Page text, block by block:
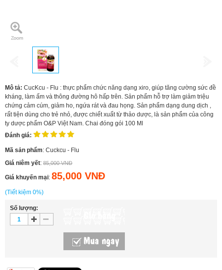
Mô tả: CucKcu - Flu : thực phẩm chức năng dạng xiro, giúp tăng cường sức đề
kháng, làm ấm và thông đường hô hấp trên. Sản phẩm hỗ trợ làm giảm triệu
chứng cảm cúm, giảm ho, ngứa rát và đau họng. Sản phẩm dạng dung dịch ,
rất tiện dùng cho trẻ nhỏ, được chiết xuất từ thảo dược, là sản phẩm của công
ty dược phẩm O&P Việt Nam. Chai đóng gói 100 Ml
Đánh giá:
Mã sản phẩm: Cuckcu - Flu
Giá niêm yết: 85,000 VNĐ
Giá khuyến mại: 85,000 VNĐ
(Tiết kiệm 0%)
Số lượng:
Mua ngay